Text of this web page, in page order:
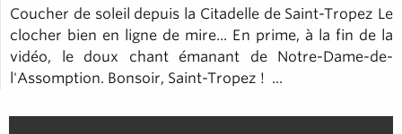
Coucher de soleil depuis la Citadelle de Saint-Tropez Le
clocher bien en ligne de mire... En prime, à la fin de la
vidéo, le doux chant émanant de Notre-Dame-de-
l'Assomption. Bonsoir, Saint-Tropez ! ...